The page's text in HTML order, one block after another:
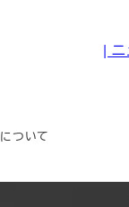
|
ついて